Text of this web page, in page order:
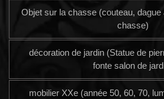
Objet sur la chasse (couteau, dague
chasse)
décoration de jardin (Statue de
fonte salon de
mobilier XXe (année 50, 60, 70,